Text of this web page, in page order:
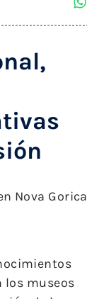
Nova Gorica
los museos